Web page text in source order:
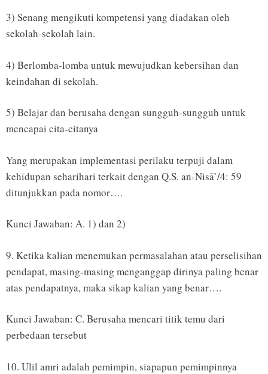
3) Senang mengikuti kompetensi yang diadakan oleh
sekolah-sekolah lain.
4) Berlomba-lomba untuk mewujudkan kebersihan dan
keindahan di sekolah.
5) Belajar dan berusaha dengan sungguh-sungguh untuk
mencapai cita-citanya
Yang merupakan implementasi perilaku terpuji dalam
kehidupan seharihari terkait dengan Q.S. an-Nisā’/4: 59
ditunjukkan pada nomor….
Kunci Jawaban: A. 1) dan 2)
9. Ketika kalian menemukan permasalahan atau perselisihan
pendapat, masing-masing menganggap dirinya paling benar
atas pendapatnya, maka sikap kalian yang benar….
Kunci Jawaban: C. Berusaha mencari titik temu dari
perbedaan tersebut
10. Ulil amri adalah pemimpin, siapapun pemimpinnya